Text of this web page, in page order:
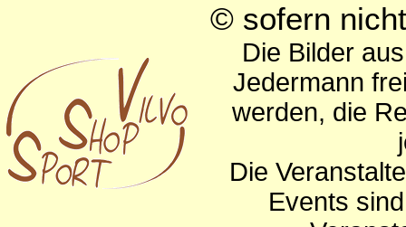
© sofern
Die Bilder
Jedermann
werden, die
Die
Events